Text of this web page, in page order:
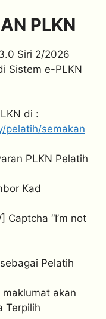
PLKN
Siri 2/2026
Sistem e-PLKN
di :
pelatih/semakan
PLKN Pelatih
Kad
“I’m not
Pelatih
akan
Terpilih